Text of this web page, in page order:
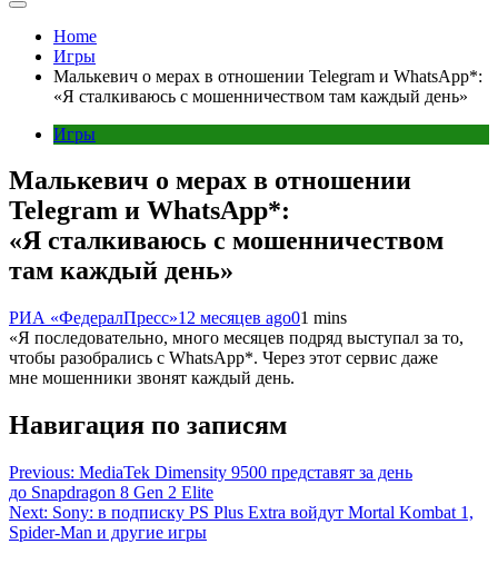
Home
Игры
Малькевич о мерах в отношении Telegram и WhatsApp*:
«Я сталкиваюсь с мошенничеством там каждый день»
Игры
Малькевич о мерах в отношении
Telegram и WhatsApp*:
«Я сталкиваюсь с мошенничеством
там каждый день»
РИА «ФедералПресс»12 месяцев ago01 mins
«Я последовательно, много месяцев подряд выступал за то,
чтобы разобрались с WhatsApp*. Через этот сервис даже
мне мошенники звонят каждый день.
Навигация по записям
Previous: MediaTek Dimensity 9500 представят за день
до Snapdragon 8 Gen 2 Elite
Next: Sony: в подписку PS Plus Extra войдут Mortal Kombat 1,
Spider-Man и другие игры